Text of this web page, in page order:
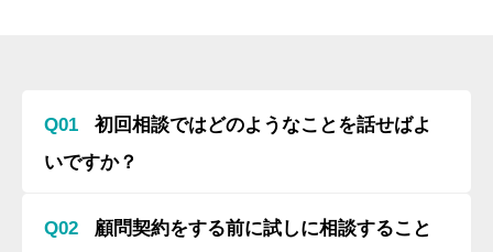
Q01
初回相談ではどのようなことを話せばよ
いですか？
Q02
顧問契約をする前に試しに相談すること